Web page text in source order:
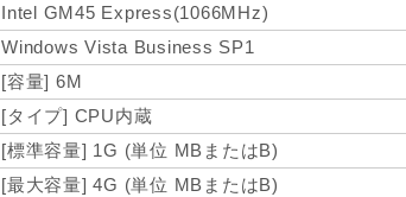
Intel GM45 Express(1066MHz)
Windows Vista Business SP1
[容量] 6M
[タイプ] CPU内蔵
[標準容量] 1G (単位 MBまたはB)
[最大容量] 4G (単位 MBまたはB)